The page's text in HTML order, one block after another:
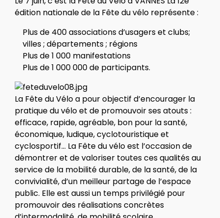
édition nationale de la Fête du vélo représente :
Plus de 400 associations d’usagers et clubs;
villes ; départements ; régions
Plus de 1 000 manifestations
Plus de 1 000 000 de participants.
La Fête du Vélo a pour objectif d’encourager la
pratique du vélo et de promouvoir ses atouts :
efficace, rapide, agréable, bon pour la santé,
économique, ludique, cyclotouristique et
cyclosportif… La Fête du vélo est l’occasion de
démontrer et de valoriser toutes ces qualités au
service de la mobilité durable, de la santé, de la
convivialité, d’un meilleur partage de l’espace
public. Elle est aussi un temps privilégié pour
promouvoir des réalisations concrètes